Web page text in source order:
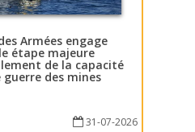
Armées engage
étape majeure
de la capacité
des mines
31-07-2026